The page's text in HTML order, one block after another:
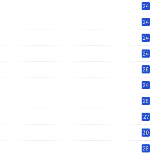
24
24
24
24
26
24
25
27
30
29